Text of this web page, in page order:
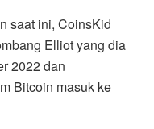
saat ini, CoinsKid
Elliot yang dia
2022 dan
Bitcoin masuk ke